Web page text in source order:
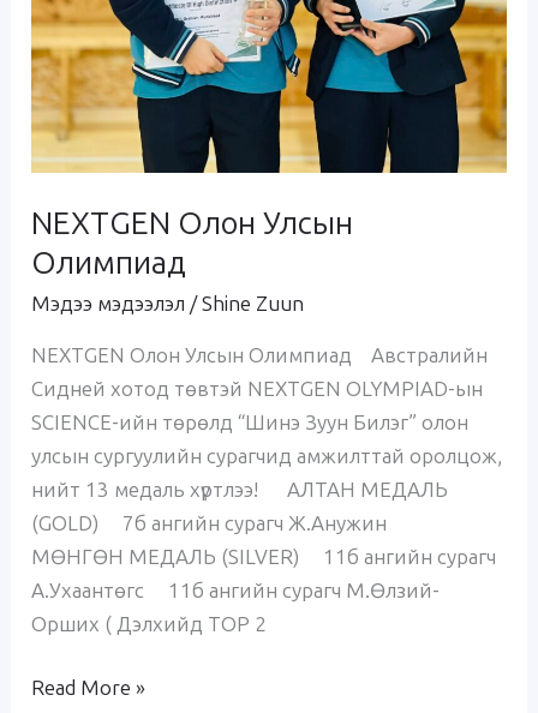
NEXTGEN Олон Улсын
Олимпиад
Мэдээ мэдээлэл /Shine Zuun
NEXTGEN Олон Улсын Олимпиад Австралийн
Сидней хотод төвтэй NEXTGEN OLYMPIAD-ын
SCIENCE-ийн төрөлд “Шинэ Зуун Билэг” олон
улсын сургуулийн сурагчид амжилттай оролцож,
нийт 13 медаль хүртлээ! АЛТАН МЕДАЛЬ
(GOLD) 7б ангийн сурагч Ж.Анужин
МӨНГӨН МЕДАЛЬ (SILVER) 11б ангийн сурагч
А.Ухаантөгс 11б ангийн сурагч М.Өлзий-
Орших ( Дэлхийд TOP 2
Read More »